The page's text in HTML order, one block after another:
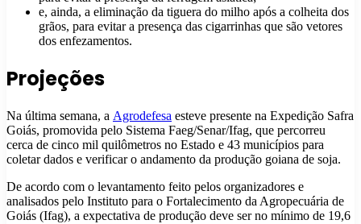
e, ainda, a eliminação da tiguera do milho após a colheita dos
grãos, para evitar a presença das cigarrinhas que são vetores
dos enfezamentos.
Projeções
Na última semana, a Agrodefesa esteve presente na Expedição Safra
Goiás, promovida pelo Sistema Faeg/Senar/Ifag, que percorreu
cerca de cinco mil quilômetros no Estado e 43 municípios para
coletar dados e verificar o andamento da produção goiana de soja.
De acordo com o levantamento feito pelos organizadores e
analisados pelo Instituto para o Fortalecimento da Agropecuária de
Goiás (Ifag), a expectativa de produção deve ser no mínimo de 19,6